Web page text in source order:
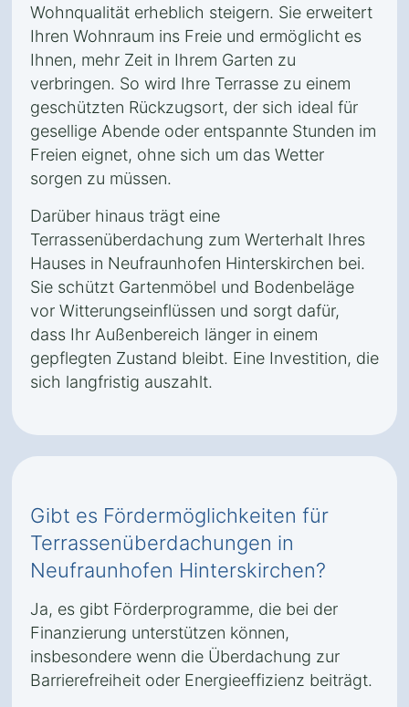
Wohnqualität erheblich steigern. Sie erweitert
Ihren Wohnraum ins Freie und ermöglicht es
Ihnen, mehr Zeit in Ihrem Garten zu
verbringen. So wird Ihre Terrasse zu einem
geschützten Rückzugsort, der sich ideal für
gesellige Abende oder entspannte Stunden im
Freien eignet, ohne sich um das Wetter
sorgen zu müssen.
Darüber hinaus trägt eine
Terrassenüberdachung zum Werterhalt Ihres
Hauses in Neufraunhofen Hinterskirchen bei.
Sie schützt Gartenmöbel und Bodenbeläge
vor Witterungseinflüssen und sorgt dafür,
dass Ihr Außenbereich länger in einem
gepflegten Zustand bleibt. Eine Investition, die
sich langfristig auszahlt.
Gibt es Fördermöglichkeiten für
Terrassenüberdachungen in
Neufraunhofen Hinterskirchen?
Ja, es gibt Förderprogramme, die bei der
Finanzierung unterstützen können,
insbesondere wenn die Überdachung zur
Barrierefreiheit oder Energieeffizienz beiträgt.